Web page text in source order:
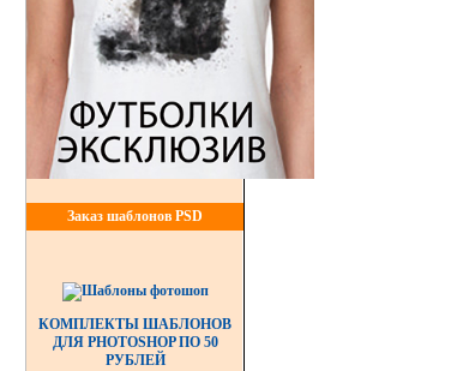
Заказ шаблонов PSD
КОМПЛЕКТЫ ШАБЛОНОВ
ДЛЯ PHOTOSHOP ПО 50
РУБЛЕЙ